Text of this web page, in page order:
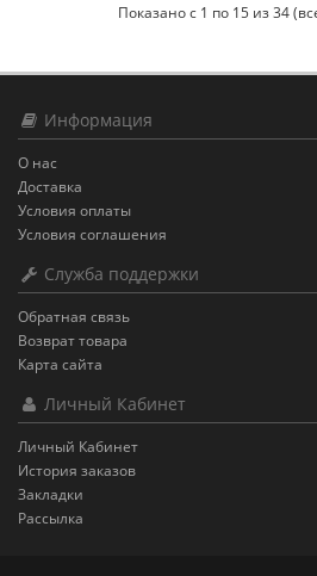
Показано с 1 по 15 из 34
Информация
О нас
Доставка
Условия оплаты
Условия соглашения
Служба поддержки
Обратная связь
Возврат товара
Карта сайта
Личный Кабинет
Личный Кабинет
История заказов
Закладки
Рассылка